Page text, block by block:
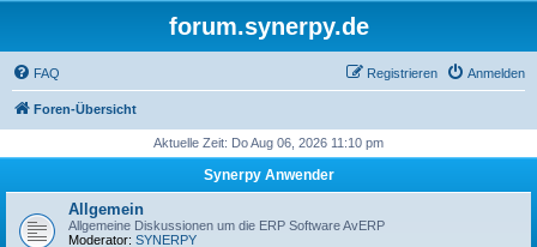
forum.synerpy.de
FAQ Anmelden
Registrieren
Foren-Übersicht
Aktuelle Zeit: Do Aug 06, 2026 11:10 pm
Synerpy Anwender
Allgemein
Allgemeine Diskussionen um die ERP Software AvERP
Moderator: SYNERPY